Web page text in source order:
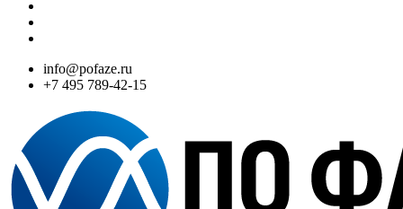
info@pofaze.ru
+7 495 789-42-15